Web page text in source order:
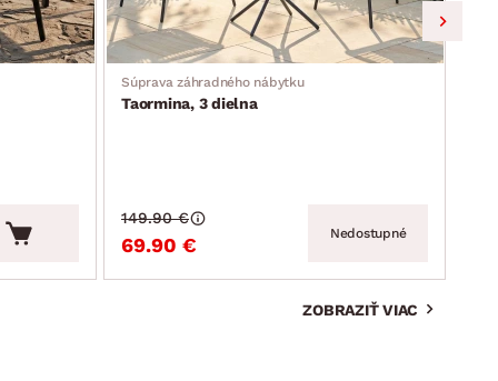
Súprava záhradného nábytku
Taormina, 3 dielna
69.90 €
149.90 €
Nedostupné
ZOBRAZIŤ VIAC